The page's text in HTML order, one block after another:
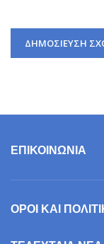
ΕΠΙΚΟΙΝΩΝΊΑ
ΌΡΟΙ ΚΑΙ